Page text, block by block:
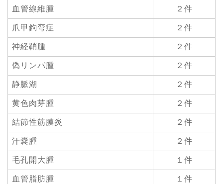
血管線維腫 ２件
爪甲鉤弯症 ２件
神経鞘腫 ２件
偽リンパ腫 ２件
静脈湖 ２件
黄色肉芽腫 ２件
結節性筋膜炎 ２件
汗嚢腫 ２件
毛孔開大腫 １件
血管脂肪腫 １件